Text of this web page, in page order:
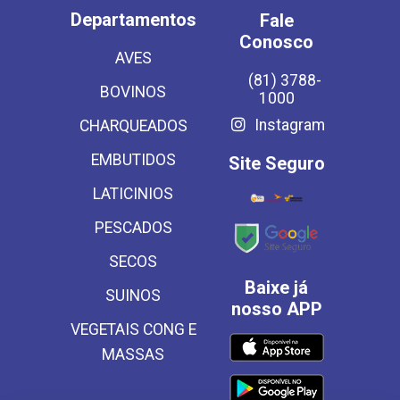
Departamentos
AVES
BOVINOS
CHARQUEADOS
EMBUTIDOS
LATICINIOS
PESCADOS
SECOS
SUINOS
VEGETAIS CONG E
MASSAS
Fale
Conosco
(81) 3788-
1000
Instagram
Site Seguro
Baixe já
nosso APP